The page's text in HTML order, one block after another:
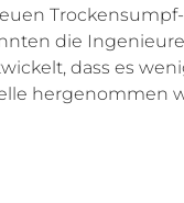
die
dass es
hergenommen